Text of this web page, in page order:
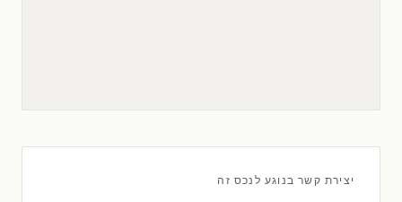
יצירת קשר בנוגע לנכס זה